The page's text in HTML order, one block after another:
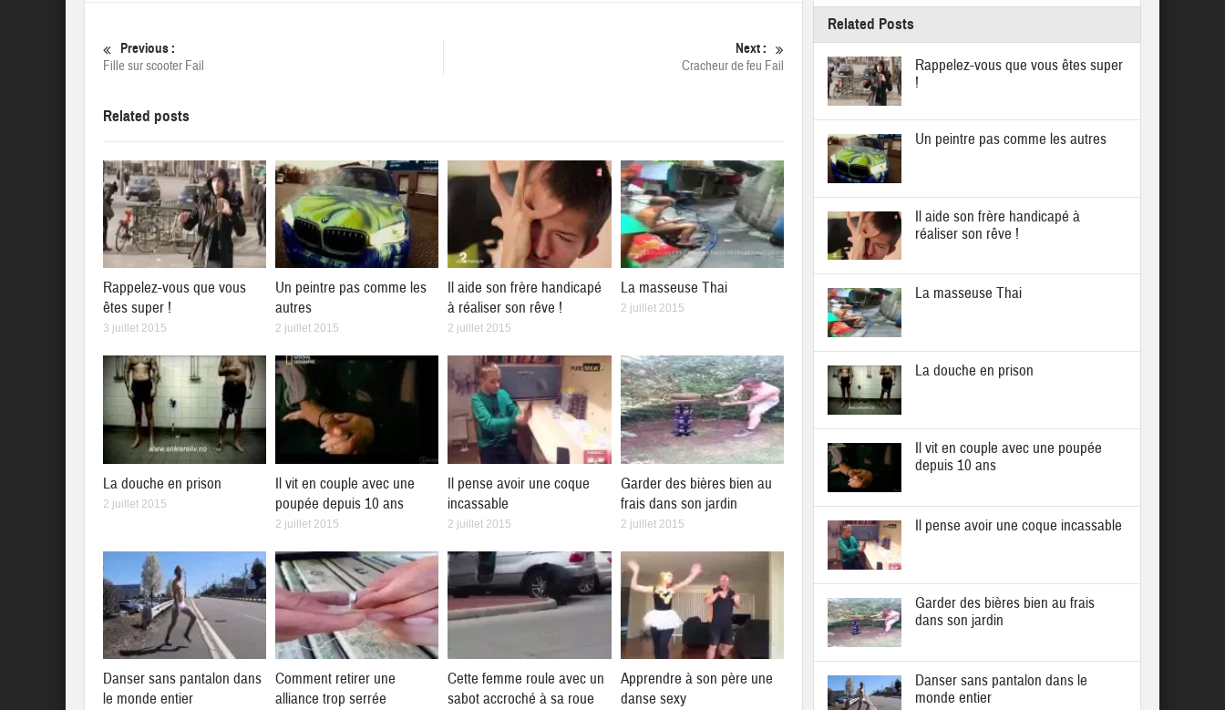
Previous :
Fille sur scooter Fail
Next :
Cracheur de feu Fail
Related posts
Rappelez-vous que vous
êtes super !
3 juillet 2015
Un peintre pas comme les
autres
2 juillet 2015
Il aide son frère handicapé
à réaliser son rêve !
2 juillet 2015
La masseuse Thai
2 juillet 2015
La douche en prison
2 juillet 2015
Il vit en couple avec une
poupée depuis 10 ans
2 juillet 2015
Il pense avoir une coque
incassable
2 juillet 2015
Garder des bières bien au
frais dans son jardin
2 juillet 2015
Danser sans pantalon dans
le monde entier
Comment retirer une
alliance trop serrée
Cette femme roule avec un
sabot accroché à sa roue
Apprendre à son père une
danse sexy
Related Posts
Rappelez-vous que vous êtes super
!
Un peintre pas comme les autres
Il aide son frère handicapé à
réaliser son rêve !
La masseuse Thai
La douche en prison
Il vit en couple avec une poupée
depuis 10 ans
Il pense avoir une coque incassable
Garder des bières bien au frais
dans son jardin
Danser sans pantalon dans le
monde entier